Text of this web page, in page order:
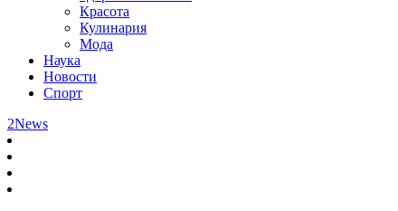
Красота
Кулинария
Мода
Наука
Новости
Спорт
2News